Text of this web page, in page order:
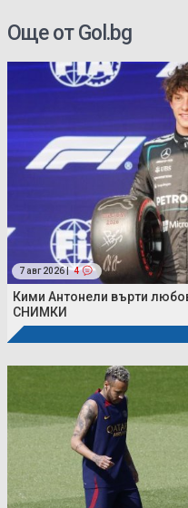
Още от Gol.bg
7 авг 2026 | 4
Кими Антонели върти
СНИМКИ